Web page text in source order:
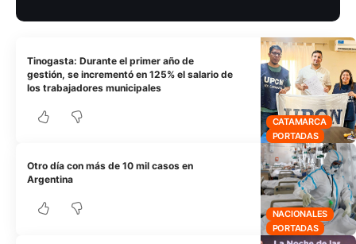
CATAMARCA
PORTADAS
Tinogasta: Durante el primer año de
gestión, se incrementó en 125% el salario de
los trabajadores municipales
NACIONALES
PORTADAS
Otro día con más de 10 mil casos en
Argentina